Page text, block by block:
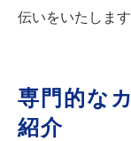
伝いをいたします
専門的な
紹介